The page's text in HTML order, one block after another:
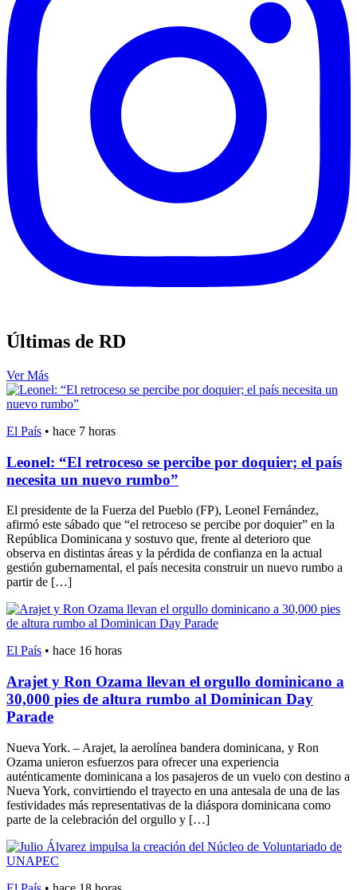
Últimas de RD
Ver Más
El País • hace 7 horas
Leonel: “El retroceso se percibe por doquier; el país
necesita un nuevo rumbo”
El presidente de la Fuerza del Pueblo (FP), Leonel Fernández,
afirmó este sábado que “el retroceso se percibe por doquier” en la
República Dominicana y sostuvo que, frente al deterioro que
observa en distintas áreas y la pérdida de confianza en la actual
gestión gubernamental, el país necesita construir un nuevo rumbo a
partir de […]
El País • hace 16 horas
Arajet y Ron Ozama llevan el orgullo dominicano a
30,000 pies de altura rumbo al Dominican Day
Parade
Nueva York. – Arajet, la aerolínea bandera dominicana, y Ron
Ozama unieron esfuerzos para ofrecer una experiencia
auténticamente dominicana a los pasajeros de un vuelo con destino a
Nueva York, convirtiendo el trayecto en una antesala de una de las
festividades más representativas de la diáspora dominicana como
parte de la celebración del orgullo y […]